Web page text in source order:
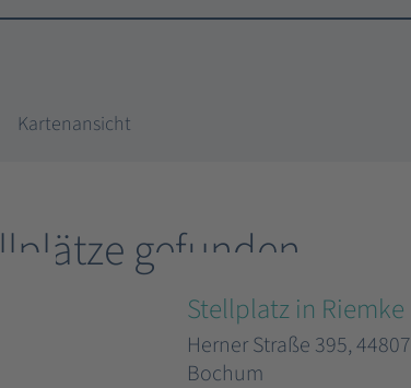
Kartenansicht
gefunden
Stellplatz in Riemke
Herner Straße 395, 44807
Bochum